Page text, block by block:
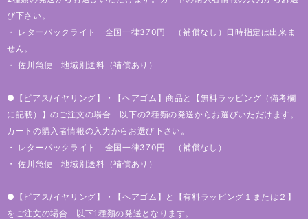
び下さい。
・ レターパックライト 全国一律370円 （補償なし）日時指定は出来ま
せん。
・ 佐川急便 地域別送料（補償あり）
●【ピアス/イヤリング】・【ヘアゴム】商品と【無料ラッピング（備考欄
に記載）】のご注文の場合 以下の2種類の発送からお選びいただけます。
カートの購入者情報の入力からお選び下さい。
・ レターパックライト 全国一律370円 （補償なし）
・ 佐川急便 地域別送料（補償あり）
●【ピアス/イヤリング】・【ヘアゴム】と【有料ラッピング１または２】
をご注文の場合 以下1種類の発送となります。